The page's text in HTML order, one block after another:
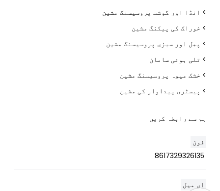
> انڈا اور گوشت پروسیسنگ مشین
> خوراک کی پیکنگ مشین
> پھل اور سبزی پروسیسنگ مشین
> تلی ہوئی سامان
> خشک میوہ پروسیسنگ مشین
> پیسٹری پیداوار کی مشین
ہم سے رابطہ کریں
فون
8617329326135
ای میل